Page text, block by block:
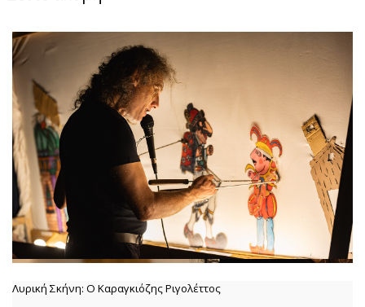
Λυρική Σκήνη: Ο Καραγκιόζης Ριγολέττος